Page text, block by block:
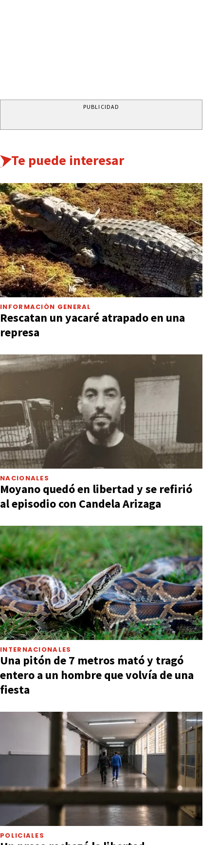
PUBLICIDAD
Te puede interesar
INFORMACIÓN GENERAL
Rescatan un yacaré atrapado en una
represa
NACIONALES
Moyano quedó en libertad y se refirió
al episodio con Candela Arizaga
INTERNACIONALES
Una pitón de 7 metros mató y tragó
entero a un hombre que volvía de una
fiesta
POLICIALES